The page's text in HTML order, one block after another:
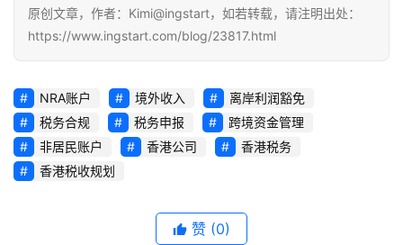
原创文章，作者：Kimi@ingstart，如若转载，请注明出处：
https://www.ingstart.com/blog/23817.html
NRA账户 境外收入
离岸利润豁免
税务合规
税务申报
跨境资金管理
非居民账户
香港公司
香港税务
香港税收规划
赞 (0)